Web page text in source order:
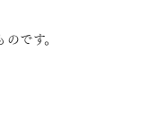
です。